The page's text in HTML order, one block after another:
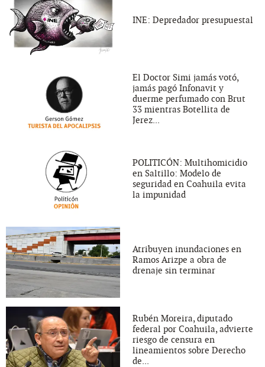
INE: Depredador presupuestal
El Doctor Simi jamás votó,
jamás pagó Infonavit y
duerme perfumado con Brut
33 mientras Botellita de
Jerez...
POLITICÓN: Multihomicidio
en Saltillo: Modelo de
seguridad en Coahuila evita
la impunidad
Atribuyen inundaciones en
Ramos Arizpe a obra de
drenaje sin terminar
Rubén Moreira, diputado
federal por Coahuila, advierte
riesgo de censura en
lineamientos sobre Derecho
de...